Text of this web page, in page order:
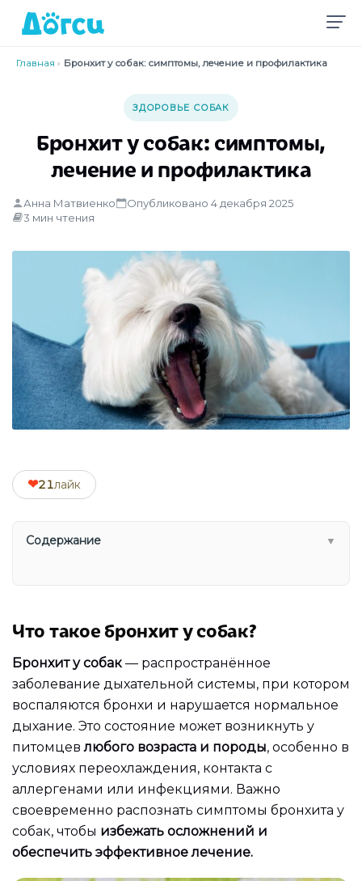
Главная › Бронхит у собак: симптомы, лечение и профилактика
ЗДОРОВЬЕ СОБАК
Бронхит у собак: симптомы,
лечение и профилактика
Анна Матвиенко
Опубликовано 4 декабря 2025
3 мин чтения
❤21лайк
Содержание ▼
Что такое бронхит у собак?
Бронхит у собак — распространённое
заболевание дыхательной системы, при котором
воспаляются бронхи и нарушается нормальное
дыхание. Это состояние может возникнуть у
питомцевлюбого возраста и породы, особенно в
условиях переохлаждения, контакта с
аллергенами или инфекциями. Важно
своевременно распознать симптомы бронхита у
собак, чтобы избежать осложнений и
обеспечить эффективное лечение.